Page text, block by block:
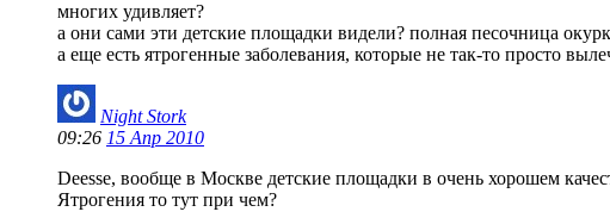
многих удивляет?
а они сами эти детские площадки видели? полная песочница
а еще есть ятрогенные заболевания, которые не так-то просто
Night Stork
09:26 15 Апр 2010
Deesse, вообще в Москве детские площадки в очень хорошем
Ятрогения то тут при чем?